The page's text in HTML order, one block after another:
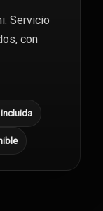
Servicio
con